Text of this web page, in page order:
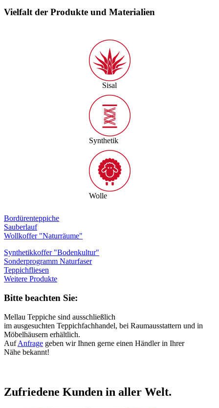
Vielfalt der Produkte und Materialien
Sisal
Synthetik
Wolle
Bordürenteppiche
Sauberlauf
Wollkoffer "Naturräume"
Synthetikkoffer "Bodenkultur"
Sonderprogramm Naturfaser
Teppichfliesen
Weitere Produkte
Bitte beachten Sie:
Mellau Teppiche sind ausschließlich
im ausgesuchten Teppichfachhandel, bei Raumausstattern und in
Möbelhäusern erhältlich.
AufAnfrage geben wir Ihnen gerne einen Händler in Ihrer
Nähe bekannt!
Zufriedene Kunden in aller Welt.